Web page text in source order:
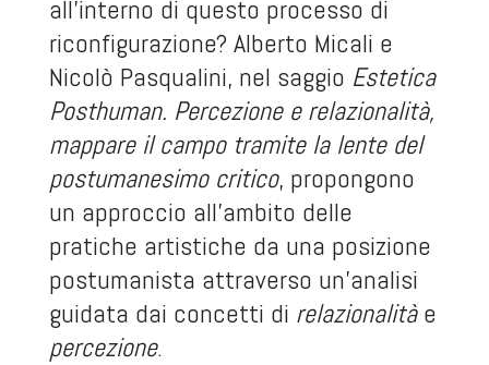
all’interno di questo processo di
riconfigurazione? Alberto Micali e
Nicolò Pasqualini, nel saggio Estetica
Posthuman. Percezione e relazionalità,
mappare il campo tramite la lente del
postumanesimo critico, propongono
un approccio all’ambito delle
pratiche artistiche da una posizione
postumanista attraverso un’analisi
guidata dai concetti di relazionalitàe
percezione.